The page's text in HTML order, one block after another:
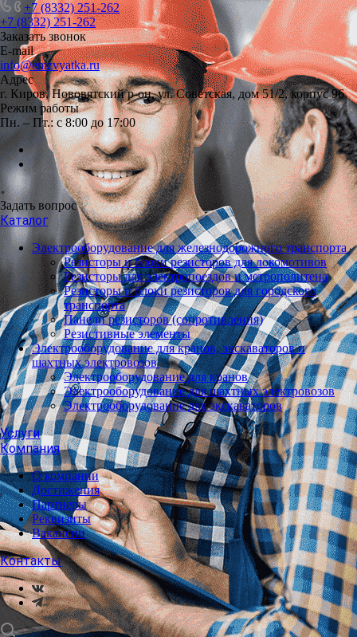
+7 (8332) 251-262
+7 (8332) 251-262
Заказать звонок
E-mail
info@emzvyatka.ru
Адрес
г. Киров, Нововятский р-он, ул. Советская, дом 51/2, корпус 96
Режим работы
Пн. – Пт.: с 8:00 до 17:00
Задать вопрос
Каталог
Электрооборудование для железнодорожного транспорта
Резисторы и блоки резисторов для локомотивов
Резисторы для электропоездов и метрополитена
Резисторы и блоки резисторов для городского
транспорта
Панели резисторов (сопротивления)
Резистивные элементы
Электрооборудование для кранов, экскаваторов и
шахтных электровозов
Электрооборудование для кранов
Электрооборудование для шахтных электровозов
Электрооборудование для экскаваторов
Услуги
Компания
О компании
Достижения
Партнеры
Реквизиты
Вакансии
Контакты